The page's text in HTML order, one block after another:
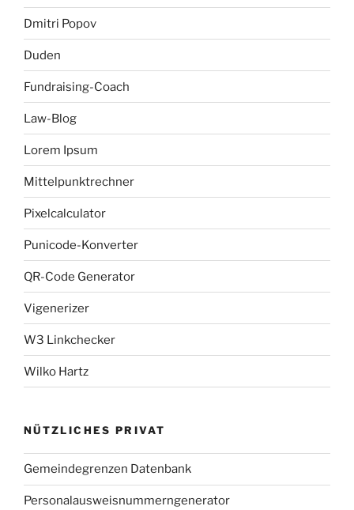
Dmitri Popov
Duden
Fundraising-Coach
Law-Blog
Lorem Ipsum
Mittelpunktrechner
Pixelcalculator
Punicode-Konverter
QR-Code Generator
Vigenerizer
W3 Linkchecker
Wilko Hartz
NÜTZLICHES PRIVAT
Gemeindegrenzen Datenbank
Personalausweisnummerngenerator